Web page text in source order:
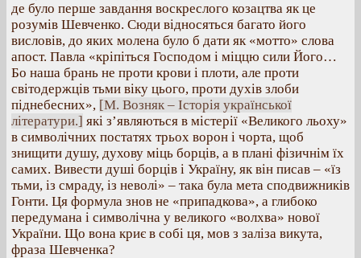
де було перше завдання воскреслого козацтва як це
розумів Шевченко. Сюди відносяться багато його
висловів, до яких молена було б дати як «мотто» слова
апост. Павла «кріпіться Господом і міццю сили Його…
Бо наша брань не проти крови і плоти, але проти
світодержців тьми віку цього, проти духів злоби
піднебесних», [M. Возняк – Історія української
літератури.] які з’являються в містерії «Великого льоху»
в символічних постатях трьох ворон і чорта, щоб
знищити душу, духову міць борців, а в плані фізичнім їх
самих. Вивести душі борців і Україну, як він писав – «їз
тьми, із смраду, із неволі» – така була мета сподвижників
Гонти. Ця формула знов не «припадкова», а глибоко
передумана і символічна у великого «волхва» нової
України. Що вона криє в собі ця, мов з заліза викута,
фраза Шевченка?